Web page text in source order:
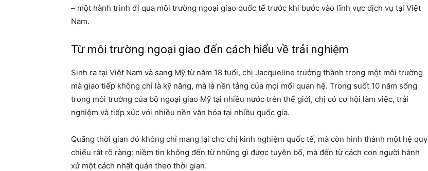
– một hành trình đi qua môi trường ngoại giao quốc tế trước khi bước vào lĩnh vực dịch vụ tại Việt
Nam.
Từ môi trường ngoại giao đến cách hiểu về trải nghiệm
Sinh ra tại Việt Nam và sang Mỹ từ năm 18 tuổi, chị Jacqueline trưởng thành trong một môi trường
mà giao tiếp không chỉ là kỹ năng, mà là nền tảng của mọi mối quan hệ. Trong suốt 10 năm sống
trong môi trường của bộ ngoại giao Mỹ tại nhiều nước trên thế giới, chị có cơ hội làm việc, trải
nghiệm và tiếp xúc với nhiều nền văn hóa tại nhiều quốc gia.
Quãng thời gian đó không chỉ mang lại cho chị kinh nghiệm quốc tế, mà còn hình thành một hệ quy
chiếu rất rõ ràng: niềm tin không đến từ những gì được tuyên bố, mà đến từ cách con người hành
xử một cách nhất quán theo thời gian.